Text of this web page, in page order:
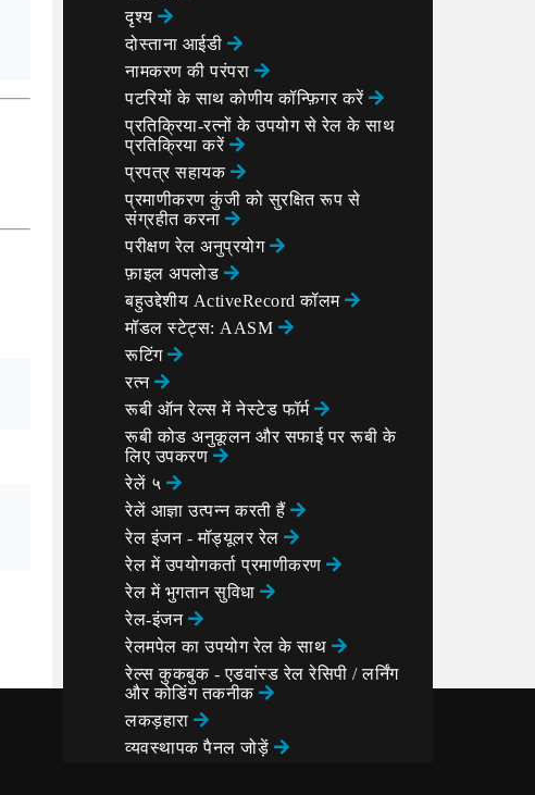
दृश्य
दोस्ताना आईडी
नामकरण की परंपरा
पटरियों के साथ कोणीय कॉन्फ़िगर करें
प्रतिक्रिया-रत्नों के उपयोग से रेल के साथ
प्रतिक्रिया करें
प्रपत्र सहायक
प्रमाणीकरण कुंजी को सुरक्षित रूप से
संग्रहीत करना
परीक्षण रेल अनुप्रयोग
फ़ाइल अपलोड
बहुउद्देशीय ActiveRecord कॉलम
मॉडल स्टेट्स: AASM
रूटिंग
रत्न
रूबी ऑन रेल्स में नेस्टेड फॉर्म
रूबी कोड अनुकूलन और सफाई पर रूबी के
लिए उपकरण
रेलें ५
रेलें आज्ञा उत्पन्न करती हैं
रेल इंजन - मॉड्यूलर रेल
रेल में उपयोगकर्ता प्रमाणीकरण
रेल में भुगतान सुविधा
रेल-इंजन
रेलमपेल का उपयोग रेल के साथ
रेल्स कुकबुक - एडवांस्ड रेल रेसिपी / लर्निंग
और कोडिंग तकनीक
लकड़हारा
व्यवस्थापक पैनल जोड़ें